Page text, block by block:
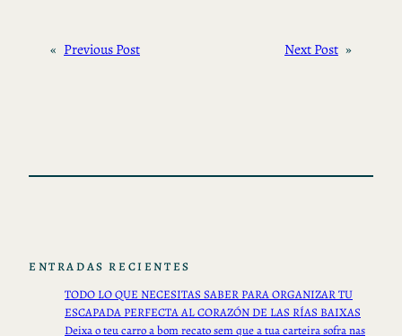
« Previous Post Next Post »
ENTRADAS RECIENTES
TODO LO QUE NECESITAS SABER PARA ORGANIZAR TU
ESCAPADA PERFECTA AL CORAZÓN DE LAS RÍAS BAIXAS
Deixa o teu carro a bom recato sem que a tua carteira sofra nas